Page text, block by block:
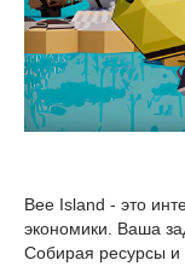
Bee Island - это
экономики. Ваша
Собирая ресурсы и